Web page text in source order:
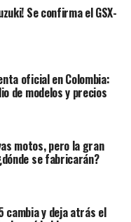
y la silueta
fase conceptual
Se confirma el GSX-
oficial en Colombia:
de modelos y precios
motos, pero la gran
se fabricarán?
cambia y deja atrás el